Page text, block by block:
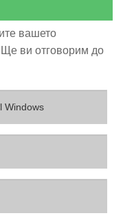
вашето
ви отговорим до